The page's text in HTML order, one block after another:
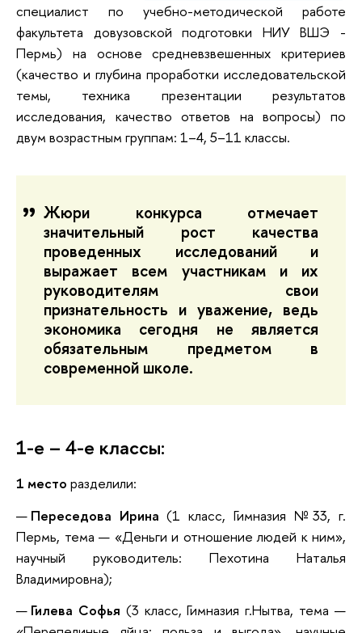
специалист по учебно-методической работе
факультета довузовской подготовки НИУ ВШЭ -
Пермь) на основе средневзвешенных критериев
(качество и глубина проработки исследовательской
темы, техника презентации результатов
исследования, качество ответов на вопросы) по
двум возрастным группам: 1–4, 5–11 классы.
Жюри конкурса отмечает
значительный рост качества
проведенных исследований и
выражает всем участникам и их
руководителям свои
признательность и уважение, ведь
экономика сегодня не является
обязательным предметом в
современной школе.
1-е – 4-е классы:
1 место разделили:
Переседова Ирина (1 класс, Гимназия №33, г.
Пермь, тема — «Деньги и отношение людей к ним»,
научный руководитель: Пехотина Наталья
Владимировна);
Гилева Софья (3 класс, Гимназия г.Нытва, тема —